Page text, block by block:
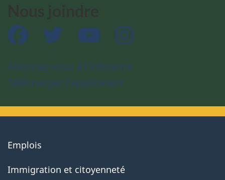
Facebook Twitter YouTube
Abonnez-vous à l’infolettre
Téléchargez l’application
About
government
Emplois
Immigration et citoyenneté